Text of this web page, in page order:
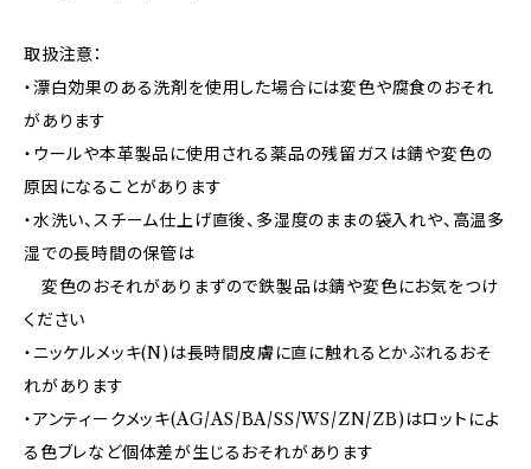
取扱注意：
・漂白効果のある洗剤を使用した場合には変色や腐食のおそれ
があります
・ウールや本革製品に使用される薬品の残留ガスは錆や変色の
原因になることがあります
・水洗い、スチーム仕上げ直後、多湿度のままの袋入れや、高温多
湿での長時間の保管は
変色のおそれがありまずので鉄製品は錆や変色にお気をつけ
ください
・ニッケルメッキ(N)は長時間皮膚に直に触れるとかぶれるおそ
れがあります
・アンティークメッキ(AG/AS/BA/SS/WS/ZN/ZB)はロットによ
る色ブレなど個体差が生じるおそれがあります